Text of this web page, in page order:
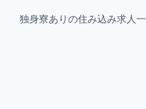
独身寮ありの住み込み求人